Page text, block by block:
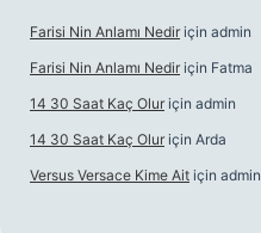
Farisi Nin Anlamı Nedir için admin
Farisi Nin Anlamı Nedir için Fatma
14 30 Saat Kaç Olur için admin
14 30 Saat Kaç Olur için Arda
Versus Versace Kime Ait için admin